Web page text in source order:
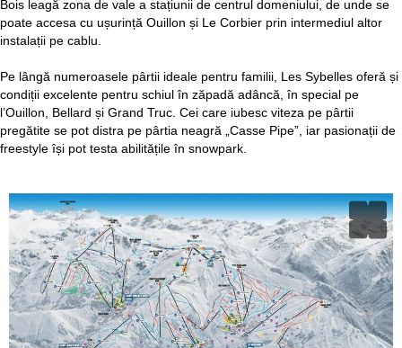
Bois leagă zona de vale a stațiunii de centrul domeniului, de unde se
poate accesa cu ușurință Ouillon și Le Corbier prin intermediul altor
instalații pe cablu.
Pe lângă numeroasele pârtii ideale pentru familii, Les Sybelles oferă și
condiții excelente pentru schiul în zăpadă adâncă, în special pe
l’Ouillon, Bellard și Grand Truc. Cei care iubesc viteza pe pârtii
pregătite se pot distra pe pârtia neagră „Casse Pipe”, iar pasionații de
freestyle își pot testa abilitățile în snowpark.